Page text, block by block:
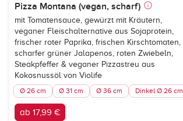
Pizza Montana (vegan, scharf)
mit Tomatensauce, gewürzt mit Kräutern,
veganer Fleischalternative aus Sojaprotein,
frischer roter Paprika, frischen Kirschtomaten,
scharfer grüner Jalapenos, roten Zwiebeln,
Steakpfeffer & veganer Pizzastreu aus
Kokosnussöl von Violife
Ø 26 cm Ø 31 cm Ø 36 cm Dinkel Ø 26 cm
ab 17,99 €